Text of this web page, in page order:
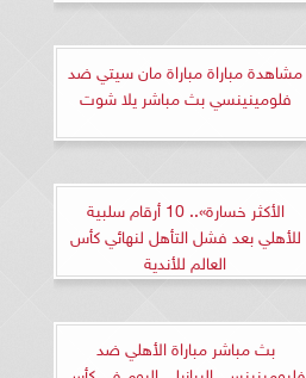
مشاهدة مباراة مباراة مان سيتي ضد
فلومينينسي بث مباشر يلا شوت
الأكثر خسارة».. 10 أرقام سلبية
للأهلي بعد فشل التأهل لنهائي كأس
العالم للأندية
بث مباشر مباراة الأهلي ضد